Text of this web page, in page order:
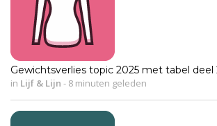
Gewichtsverlies topic 2025 met tabel deel
in Lijf & Lijn - 8 minuten geleden